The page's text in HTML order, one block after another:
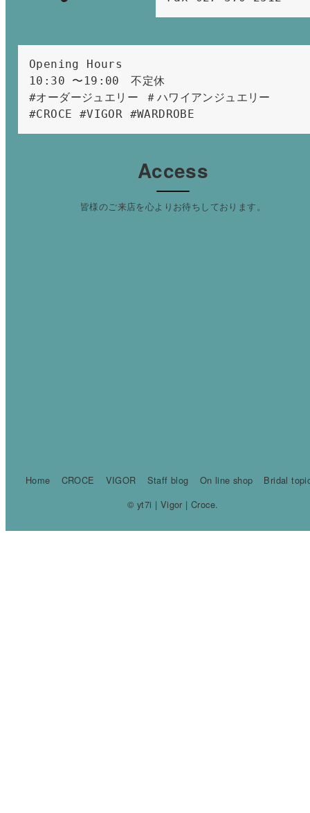
Opening Hours
10:30 〜19:00　不定休
#オーダージュエリー ＃ハワイアンジュエリー
#CROCE #VIGOR #WARDROBE
Access
皆様のご来店を心よりお待ちしております。
Home CROCE VIGOR Staff blog On line shop
Bridal
© yt7i | Vigor | Croce.